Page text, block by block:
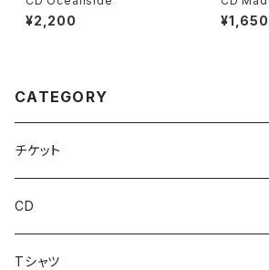
¥2,200 ¥1,650
CATEGORY
チケット
CD
Tシャツ